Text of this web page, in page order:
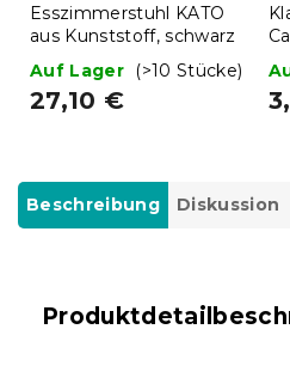
Esszimmerstuhl KATO
aus Kunststoff, schwarz
Auf Lager
(>10 Stücke)
27,10 €
Beschreibung Diskussion